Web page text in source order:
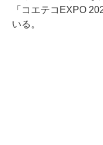
「コエテコEXPO
いる。